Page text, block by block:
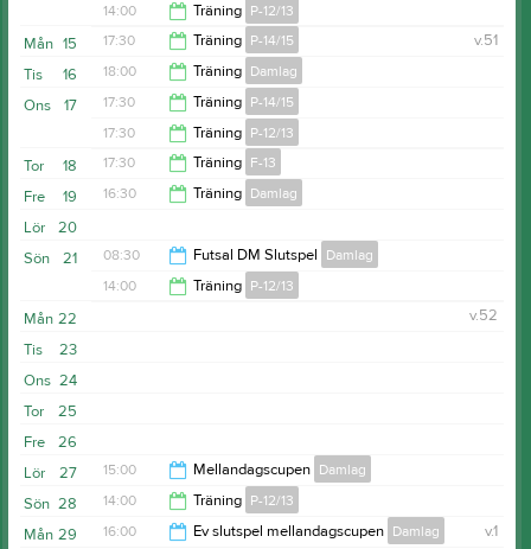
14:00
Träning P-12/13
15:30
15
Mån v.51
17:30 Träning P-14/15
18:30
16
Tis 18:00 Träning Damlag
19:30
17
Ons 17:30 Träning P-14/15
19:00
17:30 Träning P-12/13
19:00
18
Tor 17:30 Träning F-13
19
Fre 16:30 Träning Damlag
18:00
20
Lör
21
Sön 08:30 Futsal DM Slutspel Damlag
14:00 Träning P-12/13
22
Mån
v.52
23
Tis
24
Ons
25
Tor
26
Fre
27
Lör 15:00 Mellandagscupen Damlag
22:00
28
Sön 14:00 Träning P-12/13
29
Mån v.1
16:00 Ev slutspel mellandagscupen Damlag